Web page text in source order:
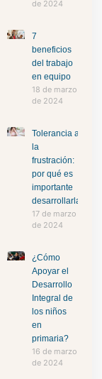
de 2024
7
beneficios
del trabajo
en equipo
18 de marzo
de 2024
Tolerancia a
la
frustración:
por qué es
importante
desarrollarla
17 de marzo
de 2024
¿Cómo
Apoyar el
Desarrollo
Integral de
los niños
en
primaria?
16 de marzo
de 2024